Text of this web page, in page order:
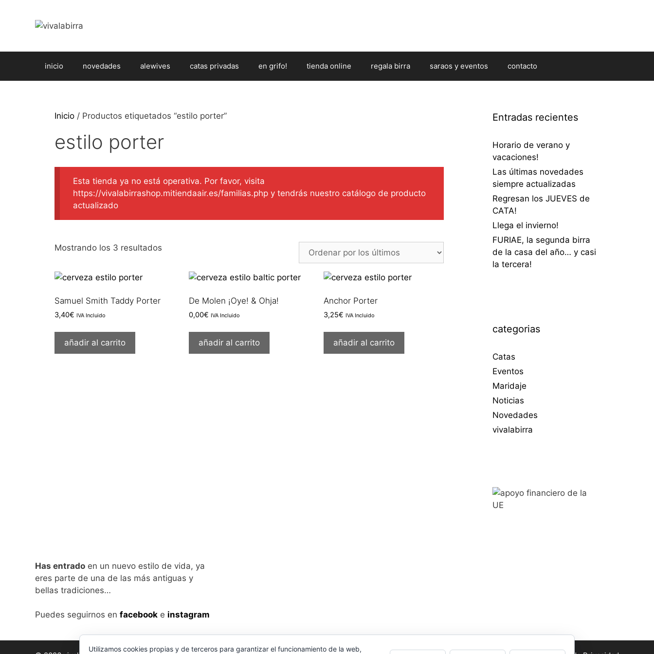
contenido
inicio novedades alewives catas privadas en grifo! tienda online regala birra saraos y eventos contacto
Inicio / Productos etiquetados “estilo porter”
estilo porter
Esta tienda ya no está operativa. Por favor, visita
https://vivalabirrashop.mitiendaair.es/familias.php y tendrás nuestro catálogo de producto
actualizado
Mostrando los 3 resultados
Samuel Smith Taddy Porter
3,40€ IVA Incluido
añadir al carrito
De Molen ¡Oye! & Ohja!
0,00€ IVA Incluido
añadir al carrito
Anchor Porter
3,25€ IVA Incluido
añadir al carrito
Entradas recientes
Horario de verano y
vacaciones!
Las últimas novedades
siempre actualizadas
Regresan los JUEVES de
CATA!
Llega el invierno!
FURIAE, la segunda birra
de la casa del año… y casi
la tercera!
categorias
Catas
Eventos
Maridaje
Noticias
Novedades
vivalabirra
Has entrado en un nuevo estilo de vida, ya
eres parte de una de las más antiguas y
bellas tradiciones…
Puedes seguirnos en facebook e instagram
Utilizamos cookies propias y de terceros para garantizar el funcionamiento de la web,